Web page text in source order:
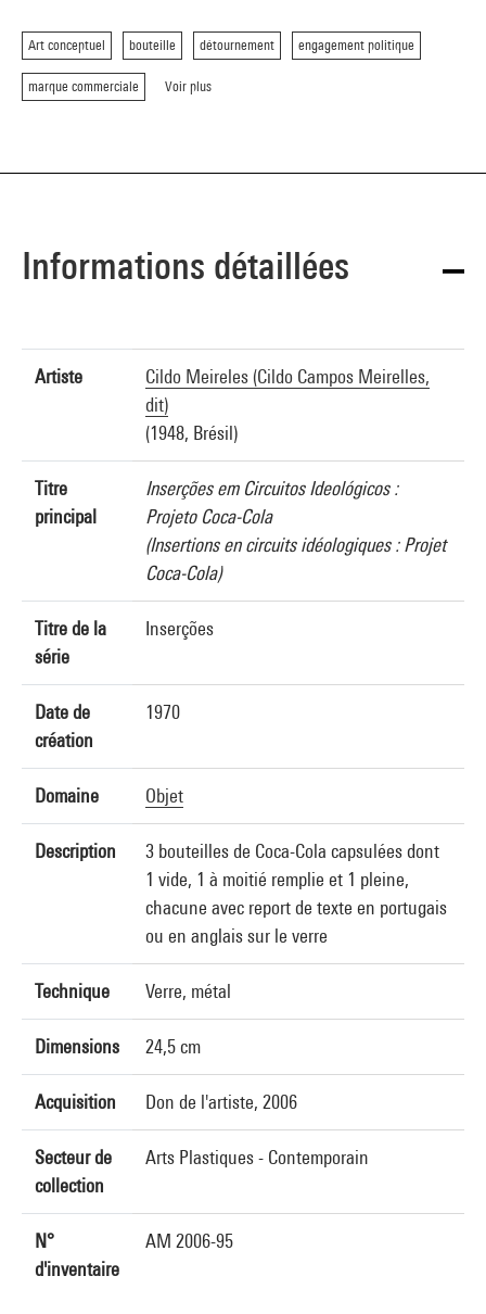
Art conceptuel bouteille détournement engagement politique
marque commerciale Voir plus
Informations détaillées
Artiste
Cildo Meireles (Cildo Campos Meirelles,
dit)
(1948, Brésil)
Titre
principal
Inserções em Circuitos Ideológicos :
Projeto Coca-Cola
(Insertions en circuits idéologiques : Projet
Coca-Cola)
Titre de la
série
Inserções
Date de
création
1970
Domaine Objet
Description
3 bouteilles de Coca-Cola capsulées dont
1 vide, 1 à moitié remplie et 1 pleine,
chacune avec report de texte en portugais
ou en anglais sur le verre
Technique Verre, métal
Dimensions 24,5 cm
Acquisition Don de l'artiste, 2006
Secteur de
collection
Arts Plastiques - Contemporain
N°
d'inventaire
AM 2006-95